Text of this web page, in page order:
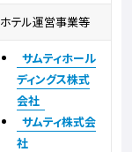
ホテル運営事業等
サムティホール
ディングス株式
会社
サムティ株式会
社